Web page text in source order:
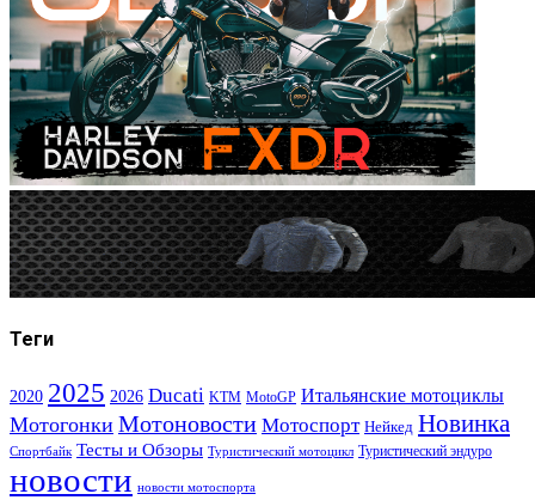
Теги
2020 2025 2026 Ducati KTM MotoGP Итальянские мотоциклы
Мотогонки Мотоновости Мотоспорт Нейкед Новинка
Спортбайк Тесты и Обзоры Туристический мотоцикл Туристический эндуро
новости новости мотоспорта